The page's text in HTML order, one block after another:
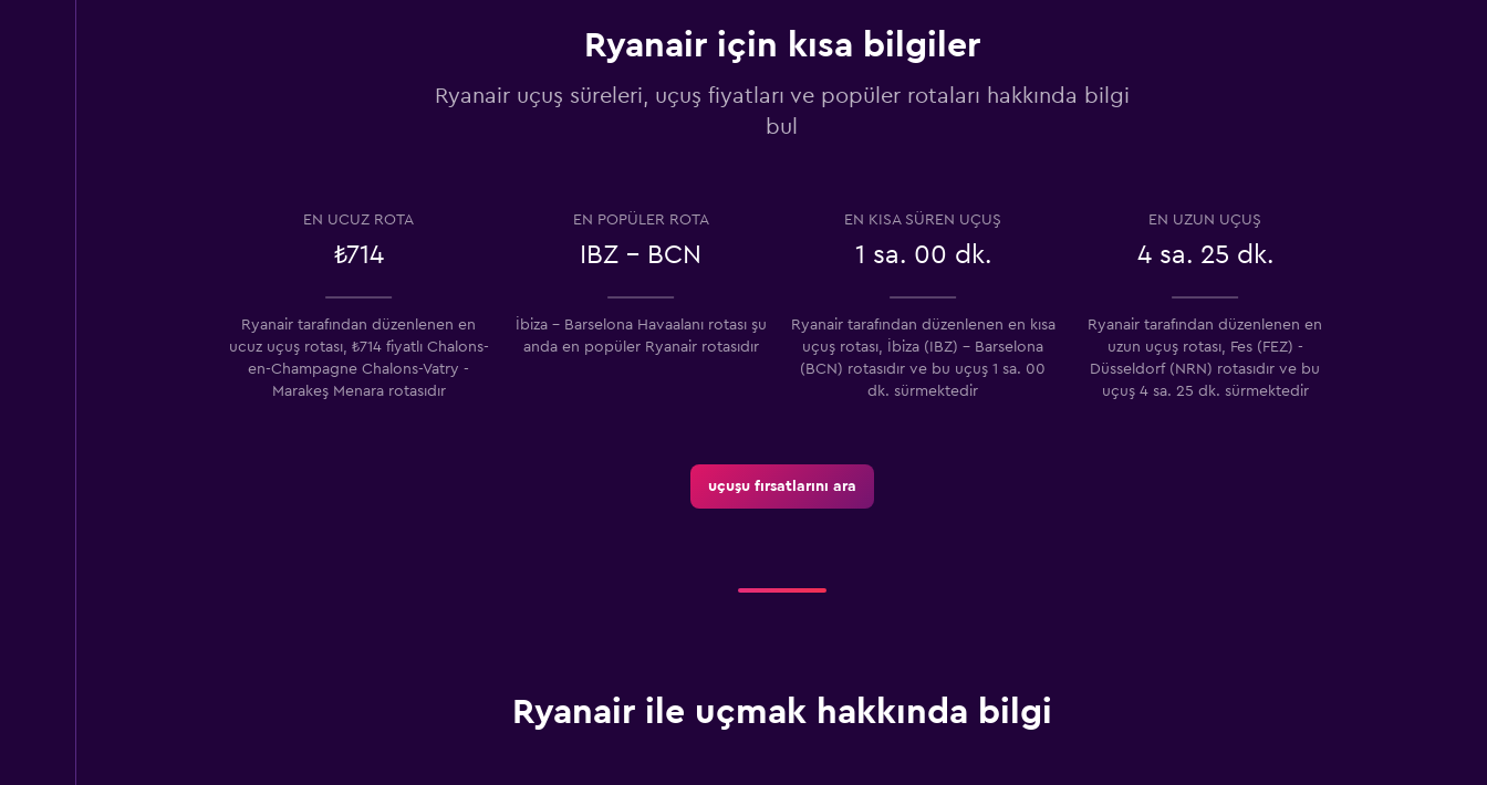
Ryanair için kısa bilgiler
Ryanair uçuş süreleri, uçuş fiyatları ve popüler rotaları hakkında bilgi
bul
EN UCUZ ROTA
₺714
EN POPÜLER ROTA
IBZ - BCN
EN KISA SÜREN UÇUŞ
1 sa. 00 dk.
EN UZUN UÇUŞ
4 sa. 25 dk.
Ryanair tarafından düzenlenen en
ucuz uçuş rotası, ₺714 fiyatlı Chalons-
en-Champagne Chalons-Vatry -
Marakeş Menara rotasıdır
İbiza - Barselona Havaalanı rotası şu
anda en popüler Ryanair rotasıdır
Ryanair tarafından düzenlenen en kısa
uçuş rotası, İbiza (IBZ) - Barselona
(BCN) rotasıdır ve bu uçuş 1 sa. 00
dk. sürmektedir
Ryanair tarafından düzenlenen en
uzun uçuş rotası, Fes (FEZ) -
Düsseldorf (NRN) rotasıdır ve bu
uçuş 4 sa. 25 dk. sürmektedir
uçuşu fırsatlarını ara
Ryanair ile uçmak hakkında bilgi